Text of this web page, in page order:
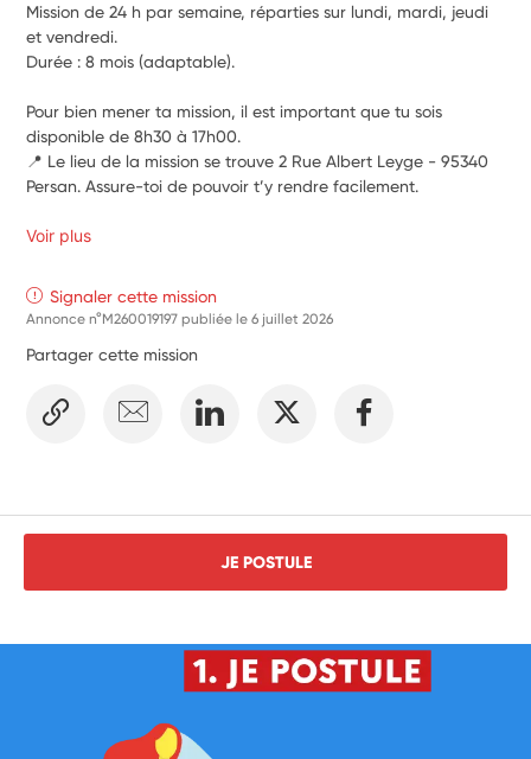
Mission de 24 h par semaine, réparties sur lundi, mardi, jeudi
et vendredi.
Durée : 8 mois (adaptable).
Pour bien mener ta mission, il est important que tu sois
disponible de 8h30 à 17h00.
📍 Le lieu de la mission se trouve 2 Rue Albert Leyge - 95340
Persan. Assure-toi de pouvoir t’y rendre facilement.
Voir plus
Signaler cette mission
Annonce n°M260019197 publiée le6 juillet 2026
Partager cette mission
JE POSTULE